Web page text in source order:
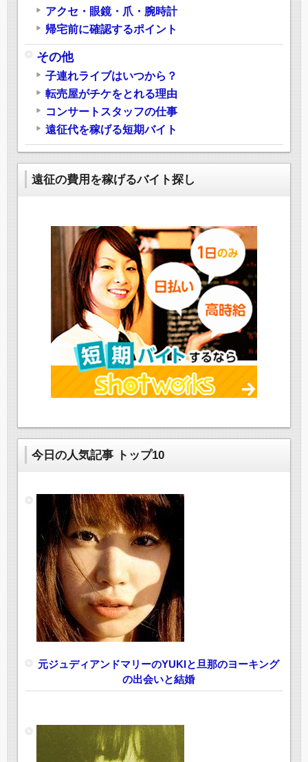
アクセ・眼鏡・爪・腕時計
帰宅前に確認するポイント
その他
子連れライブはいつから？
転売屋がチケをとれる理由
コンサートスタッフの仕事
遠征代を稼げる短期バイト
遠征の費用を稼げるバイト探し
今日の人気記事 トップ10
元ジュディアンドマリーのYUKIと旦那のヨーキング
の出会いと結婚